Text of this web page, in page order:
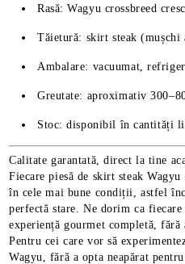
Rasă: Wagyu crossbreed
Tăietură: skirt steak (mușchi
Ambalare: vacuumat,
Greutate: aproximativ
Stoc: disponibil în cantități
Calitate garantată, direct la tine
Fiecare piesă de skirt steak
în cele mai bune condiții, astfel
perfectă stare. Ne dorim ca
experiență gourmet completă, fără
Pentru cei care vor să
Wagyu, fără a opta neapărat